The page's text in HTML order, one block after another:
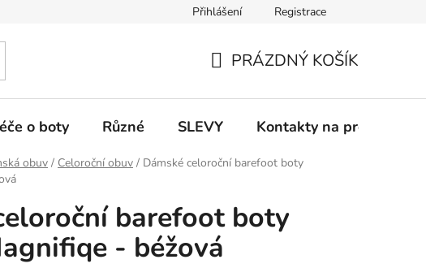
Informace k on-line platbám Odstoupení od
Přihlášení Registrace
KOŠÍK
PRÁZDNÝ KOŠÍK
o boty Různé SLEVY Kontakty na prodejny
obuv / Celoroční obuv / Dámské celoroční barefoot boty
barefoot boty
- béžová